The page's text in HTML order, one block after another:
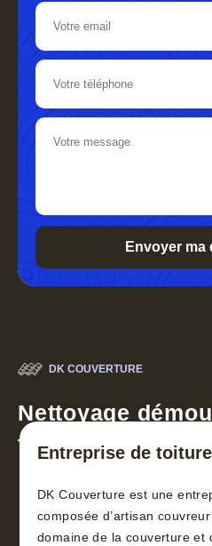
DK COUVERTURE
Nettoyage
toiture 30
Entreprise de
DK Couverture est une
composée d’artisan
domaine de la couverture et